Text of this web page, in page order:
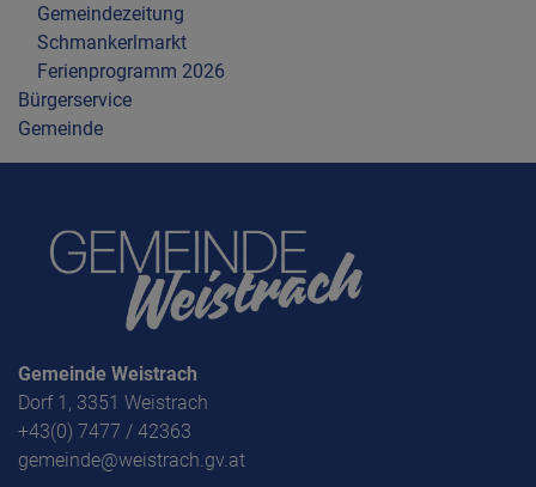
Gemeindezeitung
Schmankerlmarkt
Ferienprogramm 2026
Bürgerservice
Gemeinde
Gemeinde Weistrach
Dorf 1, 3351 Weistrach
+43(0) 7477 / 42363
gemeinde@weistrach.gv.at